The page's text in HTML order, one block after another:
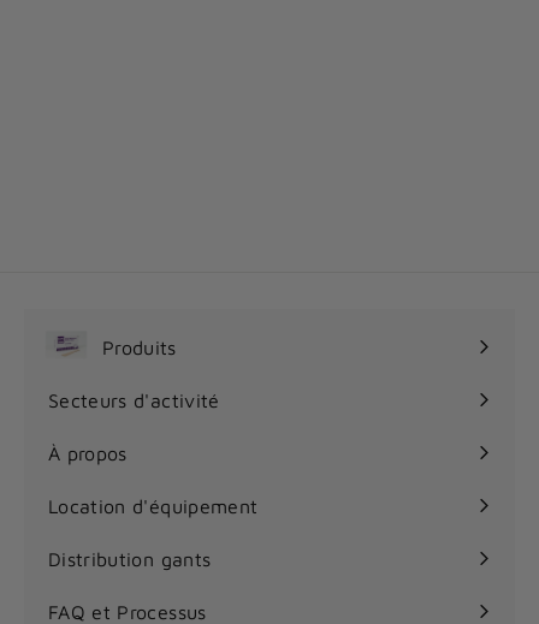
Produits
Ouvrir
Secteurs d'activité
Ouvrir
le
menu
À propos
Location d'équipement
Distribution gants
FAQ et Processus